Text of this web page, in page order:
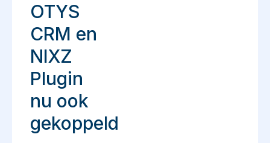
OTYS
CRM en
NIXZ
Plugin
nu ook
gekoppeld